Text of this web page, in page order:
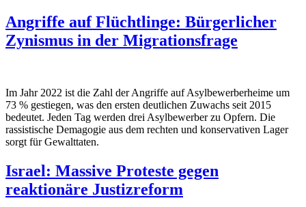
Angriffe auf Flüchtlinge: Bürgerlicher
Zynismus in der Migrationsfrage
Im Jahr 2022 ist die Zahl der Angriffe auf Asylbewerberheime um
73 % gestiegen, was den ersten deutlichen Zuwachs seit 2015
bedeutet. Jeden Tag werden drei Asylbewerber zu Opfern. Die
rassistische Demagogie aus dem rechten und konservativen Lager
sorgt für Gewalttaten.
Israel: Massive Proteste gegen
reaktionäre Justizreform